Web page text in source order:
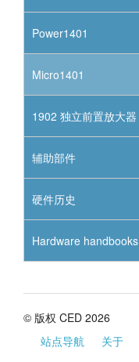
Power1401
Micro1401
1902 独立前置放大器
辅助部件
硬件历史
Hardware handbooks
© 版权 CED 2026
站点导航
关于